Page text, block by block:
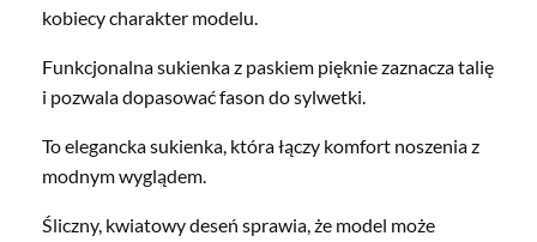
kobiecy charakter modelu.
Funkcjonalna sukienka z paskiem pięknie zaznacza talię
i pozwala dopasować fason do sylwetki.
To elegancka sukienka, która łączy komfort noszenia z
modnym wyglądem.
Śliczny, kwiatowy deseń sprawia, że model może